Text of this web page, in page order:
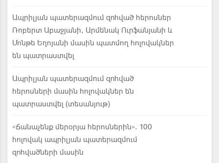
Ապրիլյան պատերազմում զոհված հերոսներ
Ռոբերտ Աբաջյանի, Արմենակ Ուրֆանյանի և
Մոնթե Եղոյանի մասին պատմող հոլովակներ
են պատրաստվել
Ապրիլյան պատերազմում զոհված
հերոսների մասին հոլովակներ են
պատրաստվել (տեսանյութ)
«Ճանաչենք մերօրյա հերոսներին». 100
հոլովակ ապրիլյան պատերազմում
զոհվածների մասին